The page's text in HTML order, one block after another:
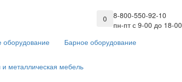
8-800-550-92-10
пн-пт с 9-00 до 18-00
0
оборудование Барное оборудование
металлическая мебель